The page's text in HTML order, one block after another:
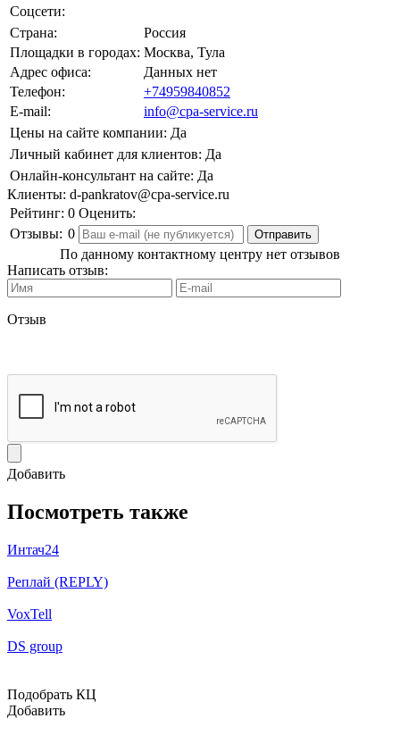
Соцсети:
Страна:
Россия
Площадки в городах:
Москва, Тула
Адрес офиса:
Данных нет
Телефон:
+74959840852
E-mail:
info@cpa-service.ru
Цены на сайте компании: Да
Личный кабинет для клиентов: Да
Онлайн-консультант на сайте: Да
Клиенты: d-pankratov@cpa-service.ru
Рейтинг: 0 Оценить:
Отзывы: 0
По данному контактному центру нет отзывов
Написать отзыв:
Отзыв
Добавить
Посмотреть также
Интач24
Реплай (REPLY)
VoxTell
DS group
Подобрать КЦ
Добавить